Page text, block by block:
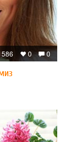
0
0